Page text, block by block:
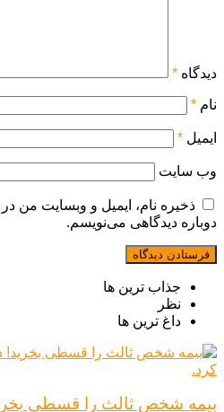
دیدگاه *
نام *
ایمیل *
وب‌ سایت
ذخیره نام، ایمیل و وبسایت من
دوباره دیدگاهی می‌نویسم.
جذاب ترین ها
نظر
داغ ترین ها
بیمه شخص ثالث را قسطی